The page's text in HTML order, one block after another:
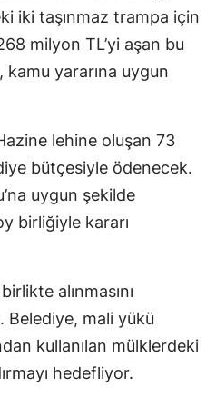
iki taşınmaz trampa için
milyon TL’yi aşan bu
kamu yararına uygun
lehine oluşan 73
bütçesiyle ödenecek.
uygun şekilde
birliğiyle kararı
alınmasını
Belediye, mali yükü
kullanılan mülklerdeki
hedefliyor.